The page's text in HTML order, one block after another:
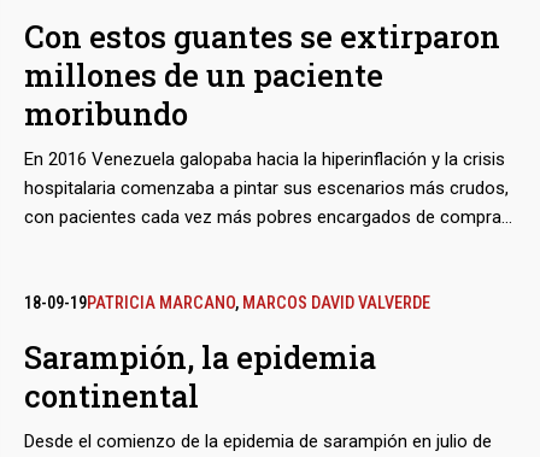
Pero ese favoritismo fue el capital semilla para la creación de
un emporio de contratistas del Estado en Táchira.
Con estos guantes se extirparon
millones de un paciente
moribundo
En 2016 Venezuela galopaba hacia la hiperinflación y la crisis
hospitalaria comenzaba a pintar sus escenarios más crudos,
con pacientes cada vez más pobres encargados de comprar
venderle al estado -a través de la Corporación Venezolana de
quirúrgico 20 veces por encima del precio del mercado. En
todos los casos, los productos tuvieron que cruzar al menos
llegar al del intermediario, que luego los envió a El Salvador
18-09-19PATRICIA MARCANO, MARCOS DAVID VALVERDE
Sarampión, la epidemia
continental
Desde el comienzo de la epidemia de sarampión en julio de